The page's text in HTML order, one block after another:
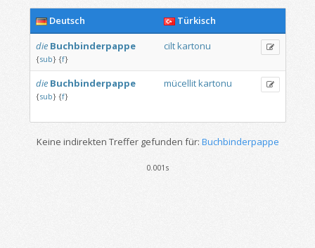
Deutsch
Türkisch
die Buchbinderpappe
{sub} {f}
ciltkartonu
die Buchbinderpappe
{sub} {f}
mücellitkartonu
Keine indirekten Treffer gefunden für: Buchbinderpappe
0.001s